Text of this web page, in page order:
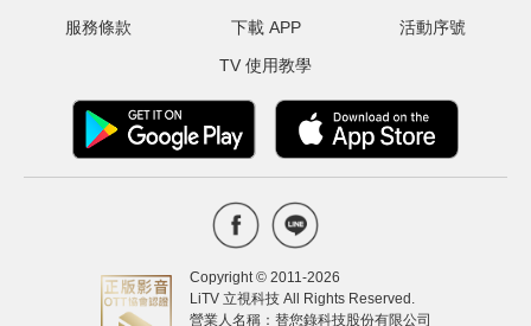
服務條款
下載 APP
TV 使用教學
活動序號
Copyright © 2011-2026
LiTV 立視科技 All Rights Reserved.
營業人名稱：替您錄科技股份有限公司